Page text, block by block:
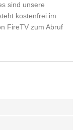
sind unsere
kostenfrei im
FireTV zum Abruf